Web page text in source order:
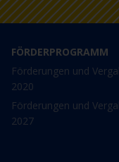
FÖRDERPROGRAMM
Förderungen und
2020
Förderungen und
2027